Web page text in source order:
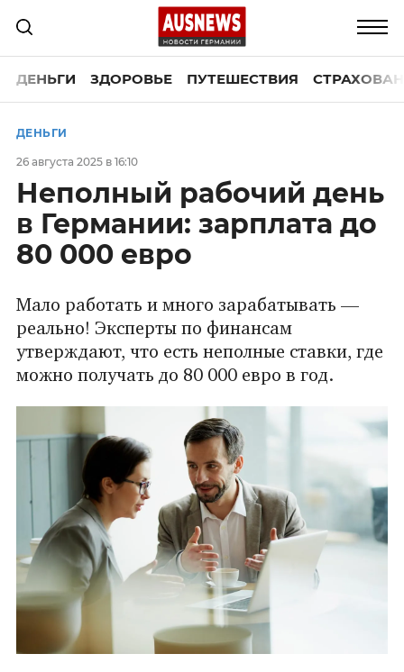
ДЕНЬГИ ЗДОРОВЬЕ ПУТЕШЕСТВИЯ
ДЕНЬГИ
26 августа 2025 в 16:10
Неполный рабочий день
в Германии: зарплата до
80 000 евро
Мало работать и много зарабатывать —
реально! Эксперты по финансам
утверждают, что есть неполные ставки, где
можно получать до 80 000 евро в год.